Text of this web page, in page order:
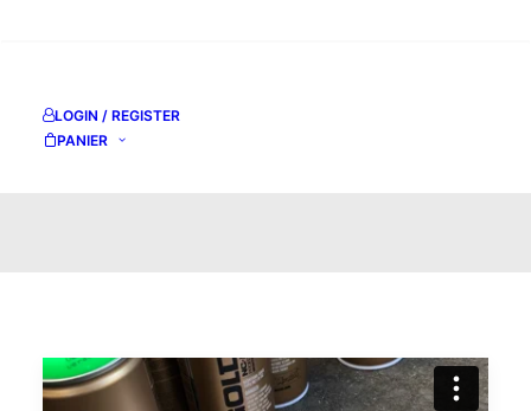
LOGIN / REGISTER
PANIER